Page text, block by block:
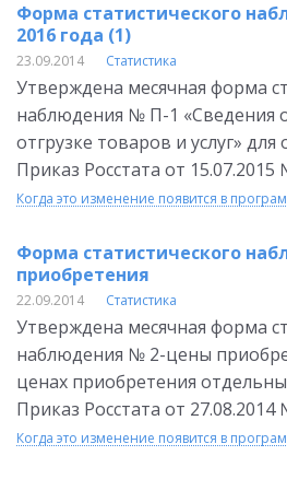
Форма статистического
2016 года (1)
23.09.2014 Статистика
Утверждена месячная форма
наблюдения № П-1 «Сведения
отгрузке товаров и услуг» для
Приказ Росстата от 15.07.2015
Когда это изменение появится в
Форма статистического
приобретения
22.09.2014 Статистика
Утверждена месячная форма
наблюдения № 2-цены
ценах приобретения
Приказ Росстата от 27.08.2014
Когда это изменение появится в